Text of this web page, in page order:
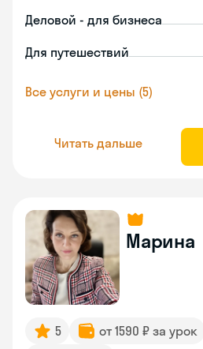
Деловой - для бизнеса
Для путешествий
Все услуги и цены (5)
Читать дальше
Марина
5 от 1590 ₽ за урок